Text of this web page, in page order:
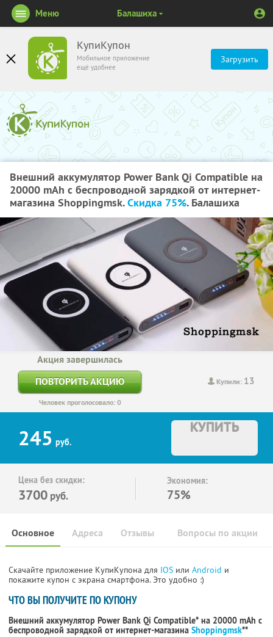
КупиКупон
Мобильное приложение
ещё удобнее
Загрузить
Меню Балашиха
Внешний аккумулятор Power Bank Qi Compatible на
20000 mAh с беспроводной зарядкой от интернет-
магазина Shoppingmsk.Скидка 75%. Балашиха
Купили: 13
Акция завершилась
ПОВТОРИТЬ АКЦИЮ
Человек проголосовало: 0
245 руб.
КУПИТЬ
Цена без скидки:
3700 руб.
Экономия:
75%
Основное Отзывы Вопросы по акции
Адреса
Скачайте приложение КупиКупона для IOS или Android и
покажите купон с экрана смартфона. Это удобно :)
ЧТО ВЫ ПОЛУЧИТЕ ПО КУПОНУ
Внешний аккумулятор Power Bank Qi Compatible* на 20000 mAh с
беспроводной зарядкой от интернет-магазина Shoppingmsk**